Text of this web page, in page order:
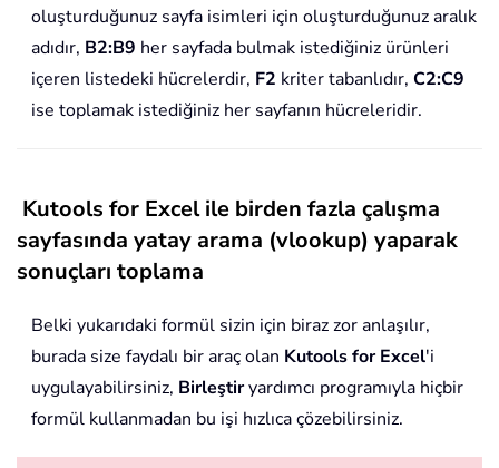
oluşturduğunuz sayfa isimleri için oluşturduğunuz aralık
adıdır, B2:B9 her sayfada bulmak istediğiniz ürünleri
içeren listedeki hücrelerdir, F2 kriter tabanlıdır, C2:C9
ise toplamak istediğiniz her sayfanın hücreleridir.
Kutools for Excel ile birden fazla çalışma
sayfasında yatay arama (vlookup) yaparak
sonuçları toplama
Belki yukarıdaki formül sizin için biraz zor anlaşılır,
burada size faydalı bir araç olan Kutools for Excel'i
uygulayabilirsiniz, Birleştiryardımcı programıyla hiçbir
formül kullanmadan bu işi hızlıca çözebilirsiniz.